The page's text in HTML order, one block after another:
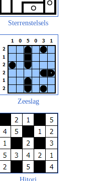
Sterrenstelsels
Zeeslag